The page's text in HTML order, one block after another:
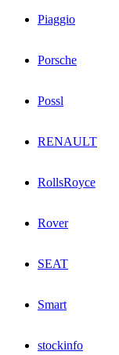
Piaggio
Porsche
Possl
RENAULT
RollsRoyce
Rover
SEAT
Smart
stockinfo